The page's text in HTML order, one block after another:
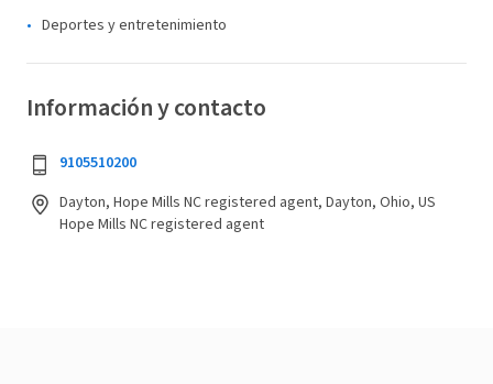
Deportes y entretenimiento
Información y contacto
9105510200
Dayton, Hope Mills NC registered agent, Dayton, Ohio, US
Hope Mills NC registered agent